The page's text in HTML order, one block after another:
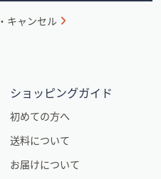
キャンセル
ショッピングガイド
初めての方へ
送料について
お届けについて